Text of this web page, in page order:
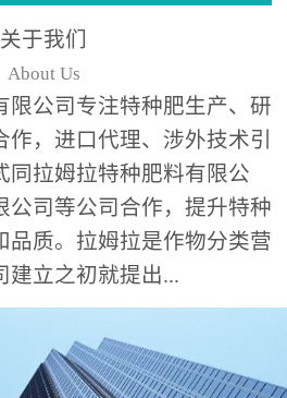
，
关于我们
About Us
限公司专注特种肥生产、研
，进口代理、涉外技术引
同拉姆拉特种肥料有限公
公司等公司合作，提升特种
品质。拉姆拉是作物分类营
建立之初就提出...